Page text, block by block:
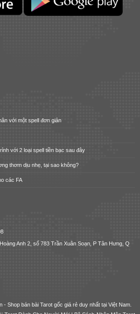
với một spell đơn giản
với 2 loại spell tiền bạc sau đây
thơm dịu nhẹ, tại sao không?
các FA
Anh 2, số 783 Trần Xuân Soạn, P Tân Hưng, Q
- Shop bán bài Tarot gốc giá rẻ duy nhất tại Việt Nam.